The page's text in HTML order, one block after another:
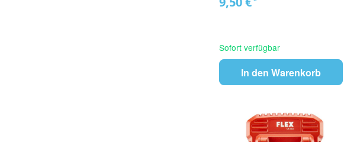
Sofort verfügbar
In den Warenkorb